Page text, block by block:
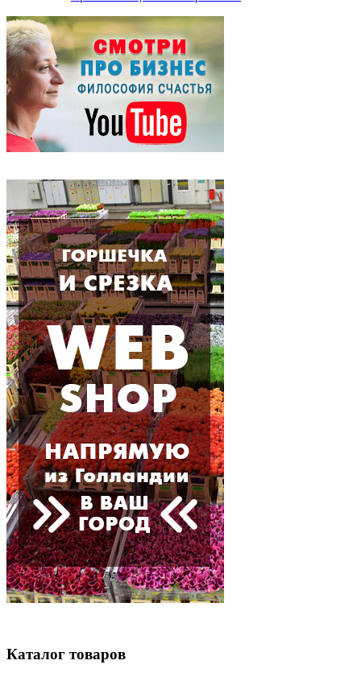
Каталог товаров